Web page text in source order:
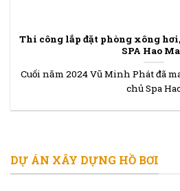
Thi công lắp đặt phòng xông
SPA Hao
Cuối năm 2024 Vũ Minh Phát đã
chủ Spa
DỰ ÁN XÂY DỰNG HỒ BƠI